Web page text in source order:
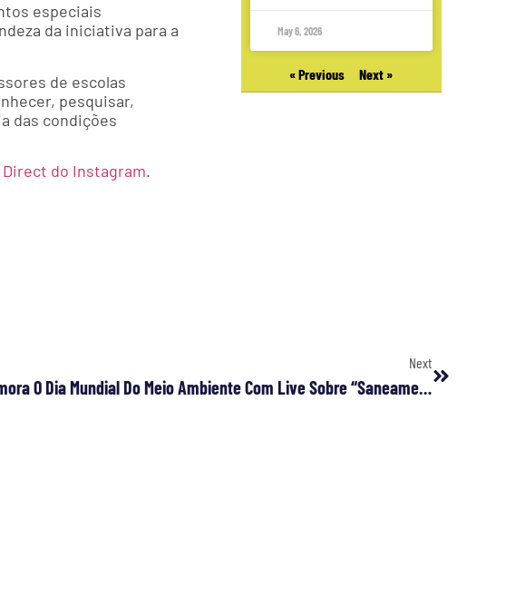
especiais
da iniciativa para a
de escolas
pesquisar,
das condições
Direct do Instagram.
May 6, 2026
« Previous Next »
Next
Fiocruz Comemora O Dia Mundial Do Meio Ambiente Com Live Sobre “Saneamento E Coronavírus”